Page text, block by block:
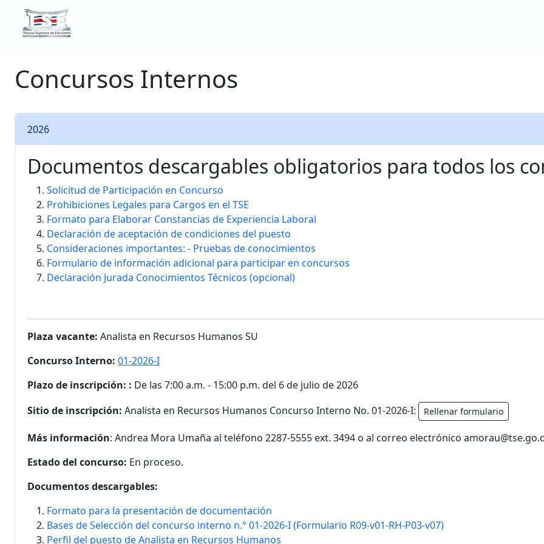
Ir a la página principal del Tribunal Supremo de Elecciones
Concursos Internos
2026
Documentos descargables obligatorios para todos los
Solicitud de Participación en Concurso
Prohibiciones Legales para Cargos en el TSE
Formato para Elaborar Constancias de Experiencia Laboral
Declaración de aceptación de condiciones del puesto
Consideraciones importantes: - Pruebas de conocimientos
Formulario de información adicional para participar en concursos
Declaración Jurada Conocimientos Técnicos (opcional)
Plaza vacante: Analista en Recursos Humanos SU
Concurso Interno: 01-2026-I
Plazo de inscripción: : De las 7:00 a.m. - 15:00 p.m. del 6 de julio de 2026
Sitio de inscripción: Analista en Recursos Humanos Concurso Interno No. 01-2026-I:
(Se
abre
en
Rellenar formulario
Más información: Andrea Mora Umaña al teléfono 2287-5555 ext. 3494 o al correo electrónico
Estado del concurso: En proceso.
Documentos descargables:
Formato para la presentación de documentación
Bases de Selección del concurso interno n.° 01-2026-I (Formulario R09-v01-RH-P03-v07)
Perfil del puesto de Analista en Recursos Humanos